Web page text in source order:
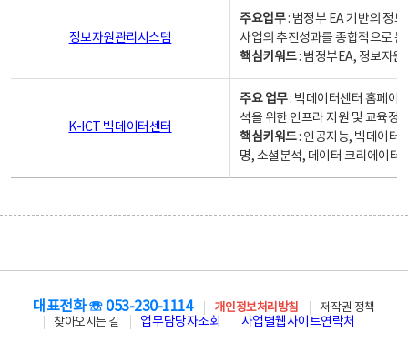
정보자원관리시스템
주요업무: 범정부 EA 기반의 정
사업의 추진성과를 종합적으로
핵심키워드: 범정부EA, 정보자
K-ICT 빅데이터센터
주요 업무: 빅데이터센터 홈페이
석을 위한 인프라 지원 및 교육정
핵심키워드: 인공지능, 빅데이터,
명, 소셜분석, 데이터 크리에이터
대표전화 ☏ 053-230-1114 개인정보처리방침
저작권 정책
찾아오시는 길
업무담당자조회 사업별웹사이트연락처